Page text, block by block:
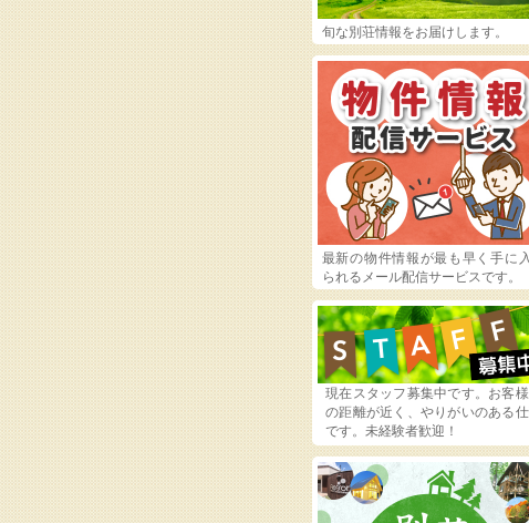
旬な別荘情報をお届けします。
最新の物件情報が最も早く手に
られるメール配信サービスです。
現在スタッフ募集中です。お客様
の距離が近く、やりがいのある
です。未経験者歓迎！